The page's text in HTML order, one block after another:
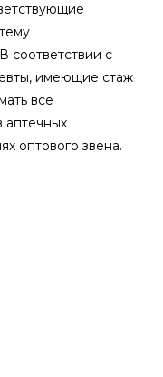
соответствии с
имеющие стаж
все
оптового звена.